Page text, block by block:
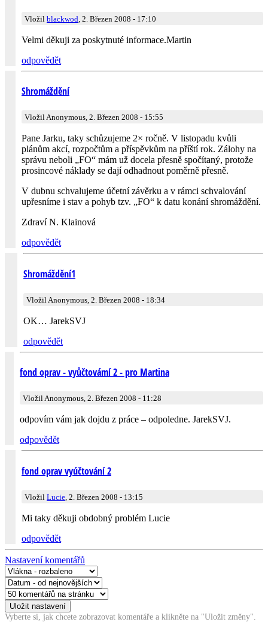
Vložil blackwod , 2. Březen 2008 - 17:10
Velmi děkuji za poskytnuté informace.Martin
odpovědět
Shromáždění
Vložil Anonymous, 2. Březen 2008 - 15:55
Pane Jarku, taky schůzujeme 2× ročně. V listopadu kvůli
plánům akcí, rozpočtům a příspěvkům na příští rok. Zálohy na
správu neboli „FO“ mám už docela přesně spočítaný, protože
prosincové náklady se dají odhadnout poměrně přesně.
V dubnu schvalujeme účetní závěrku a v rámci schvalování
upřesníme i stav a pohyb tzv. „FO“ k datu konání shromáždění.
Zdraví N. Klainová
odpovědět
Shromáždění1
Vložil Anonymous, 2. Březen 2008 - 18:34
OK… JarekSVJ
odpovědět
fond oprav - vyůčtovámí 2 - pro Martina
Vložil Anonymous, 2. Březen 2008 - 11:28
odpovím vám jak dojdu z práce – odpoledne. JarekSVJ.
odpovědět
fond oprav vyúčtování 2
Vložil Lucie , 2. Březen 2008 - 13:15
Mi taky děkuji obdobný problém Lucie
odpovědět
Nastavení komentářů
Vyberte si, jak chcete zobrazovat komentáře a klikněte na "Uložit změny".